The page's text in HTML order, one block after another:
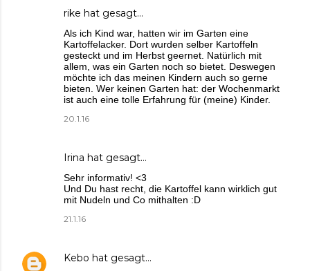
rike hat gesagt…
Als ich Kind war, hatten wir im Garten eine
Kartoffelacker. Dort wurden selber Kartoffeln
gesteckt und im Herbst geernet. Natürlich mit
allem, was ein Garten noch so bietet. Deswegen
möchte ich das meinen Kindern auch so gerne
bieten. Wer keinen Garten hat: der Wochenmarkt
ist auch eine tolle Erfahrung für (meine) Kinder.
20.1.16
Irina hat gesagt…
Sehr informativ! <3
Und Du hast recht, die Kartoffel kann wirklich gut
mit Nudeln und Co mithalten :D
21.1.16
Kebo hat gesagt…